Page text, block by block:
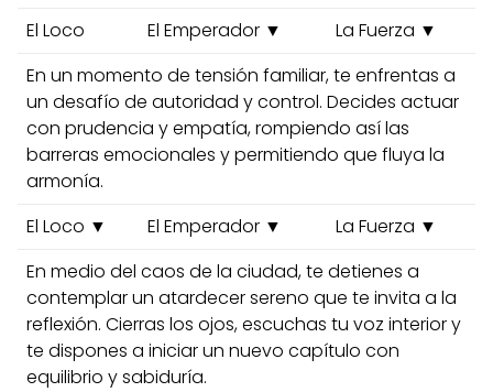
El Loco
El Emperador ▼
La Fuerza ▼
En un momento de tensión familiar, te enfrentas a
un desafío de autoridad y control. Decides actuar
con prudencia y empatía, rompiendo así las
barreras emocionales y permitiendo que fluya la
armonía.
El Loco ▼
El Emperador ▼
La Fuerza ▼
En medio del caos de la ciudad, te detienes a
contemplar un atardecer sereno que te invita a la
reflexión. Cierras los ojos, escuchas tu voz interior y
te dispones a iniciar un nuevo capítulo con
equilibrio y sabiduría.